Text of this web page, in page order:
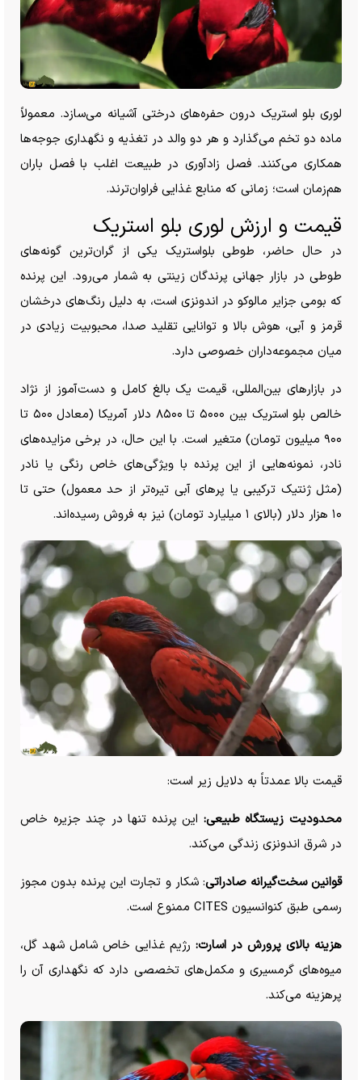
لوری بلو استریک درون حفره‌های درختی آشیانه می‌سازد. معمولاً
ماده دو تخم می‌گذارد و هر دو والد در تغذیه و نگهداری جوجه‌ها
همکاری می‌کنند. فصل زادآوری در طبیعت اغلب با فصل باران
هم‌زمان است؛ زمانی که منابع غذایی فراوان‌ترند.
قیمت و ارزش لوری بلو استریک
در حال حاضر، طوطی بلواستریک یکی از گران‌ترین گونه‌های
طوطی در بازار جهانی پرندگان زینتی به شمار می‌رود. این پرنده
که بومی جزایر مالوکو در اندونزی است، به دلیل رنگ‌های درخشان
قرمز و آبی، هوش بالا و توانایی تقلید صدا، محبوبیت زیادی در
میان مجموعه‌داران خصوصی دارد.
در بازار‌های بین‌المللی، قیمت یک بالغ کامل و دست‌آموز از نژاد
خالص بلو استریک بین ۵۰۰۰ تا ۸۵۰۰ دلار آمریکا (معادل ۵۰۰ تا
۹۰۰ میلیون تومان) متغیر است. با این حال، در برخی مزایده‌های
نادر، نمونه‌هایی از این پرنده با ویژگی‌های خاص رنگی یا نادر
(مثل ژنتیک ترکیبی یا پر‌های آبی تیره‌تر از حد معمول) حتی تا
۱۰ هزار دلار (بالای ۱ میلیارد تومان) نیز به فروش رسیده‌اند.
قیمت بالا عمدتاً به دلایل زیر است:
محدودیت زیستگاه طبیعی: این پرنده تنها در چند جزیره خاص
در شرق اندونزی زندگی می‌کند.
قوانین سخت‌گیرانه صادراتی: شکار و تجارت این پرنده بدون مجوز
رسمی طبق کنوانسیون CITES ممنوع است.
هزینه بالای پرورش در اسارت: رژیم غذایی خاص شامل شهد گل،
میوه‌های گرمسیری و مکمل‌های تخصصی دارد که نگهداری آن را
پرهزینه می‌کند.